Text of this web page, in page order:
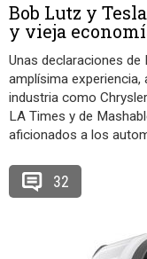
Bob Lutz y
y vieja
Unas declaraciones
amplísima
industria como
LA Times y de
aficionados a los
32